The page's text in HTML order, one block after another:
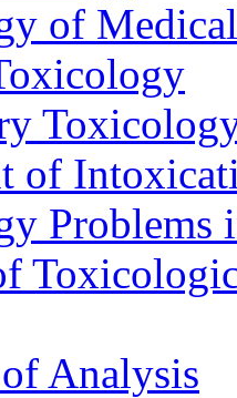
of
of
Problems
Analysis